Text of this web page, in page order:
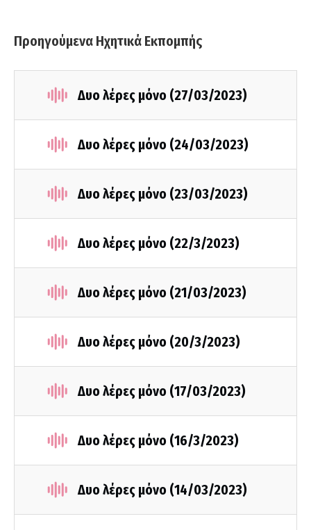
Προηγούμενα Ηχητικά Εκπομπής
Δυο λέρες μόνο (27/03/2023)
Δυο λέρες μόνο (24/03/2023)
Δυο λέρες μόνο (23/03/2023)
Δυο λέρες μόνο (22/3/2023)
Δυο λέρες μόνο (21/03/2023)
Δυο λέρες μόνο (20/3/2023)
Δυο λέρες μόνο (17/03/2023)
Δυο λέρες μόνο (16/3/2023)
Δυο λέρες μόνο (14/03/2023)